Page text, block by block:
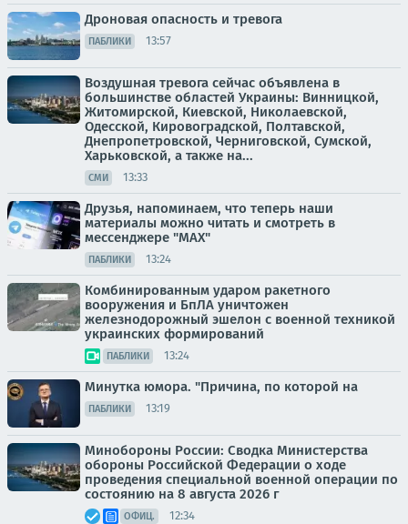
Дроновая опасность и тревога
ПАБЛИКИ 13:57
Воздушная тревога сейчас объявлена в
большинстве областей Украины: Винницкой,
Житомирской, Киевской, Николаевской,
Одесской, Кировоградской, Полтавской,
Днепропетровской, Черниговской, Сумской,
Харьковской, а также на...
СМИ 13:33
Друзья, напоминаем, что теперь наши
материалы можно читать и смотреть в
мессенджере "МАХ"
ПАБЛИКИ 13:24
Комбинированным ударом ракетного
вооружения и БпЛА уничтожен
железнодорожный эшелон с военной техникой
украинских формирований
ПАБЛИКИ 13:24
Минутка юмора. "Причина, по которой на
ПАБЛИКИ 13:19
Минобороны России: Сводка Министерства
обороны Российской Федерации о ходе
проведения специальной военной операции по
состоянию на 8 августа 2026 г
ОФИЦ. 12:34